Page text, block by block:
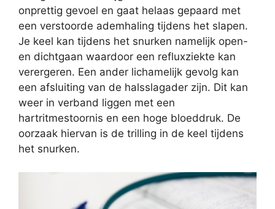
onprettig gevoel en gaat helaas gepaard met
een verstoorde ademhaling tijdens het slapen.
Je keel kan tijdens het snurken namelijk open-
en dichtgaan waardoor een refluxziekte kan
verergeren. Een ander lichamelijk gevolg kan
een afsluiting van de halsslagader zijn. Dit kan
weer in verband liggen met een
hartritmestoornis en een hoge bloeddruk. De
oorzaak hiervan is de trilling in de keel tijdens
het snurken.